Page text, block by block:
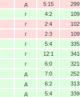
д 5:15
г 4:2
г 2:4
г 2:3
г 5:4
г 12:1
г 6:0
д 7:0
д 6:2
д 5:4